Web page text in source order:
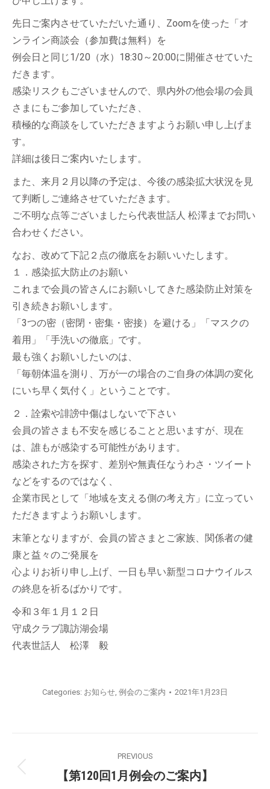
先日ご案内させていただいた通り、Zoomを使った「オ
ンライン商談会（参加費は無料）を
例会日と同じ1/20（水）18:30～20:00に開催させていた
だきます。
感染リスクもございませんので、県内外の他会場の会員
さまにもご参加していただき、
積極的な商談をしていただきますようお願い申し上げま
す。
詳細は後日ご案内いたします。
また、来月２月以降の予定は、今後の感染拡大状況を見
て判断しご連絡させていただきます。
ご不明な点等ございましたら代表世話人 松澤までお問い
合わせください。
なお、改めて下記２点の徹底をお願いいたします。
１．感染拡大防止のお願い
これまで会員の皆さんにお願いしてきた感染防止対策を
引き続きお願いします。
「3つの密（密閉・密集・密接）を避ける」「マスクの
着用」「手洗いの徹底」です。
最も強くお願いしたいのは、
「毎朝体温を測り、万が一の場合のご自身の体調の変化
にいち早く気付く」ということです。
２．詮索や誹謗中傷はしないで下さい
会員の皆さまも不安を感じることと思いますが、現在
は、誰もが感染する可能性があります。
感染された方を探す、差別や無責任なうわさ・ツイート
などをするのではなく、
企業市民として「地域を支える側の考え方」に立ってい
ただきますようお願いします。
末筆となりますが、会員の皆さまとご家族、関係者の健
康と益々のご発展を
心よりお祈り申し上げ、一日も早い新型コロナウイルス
の終息を祈るばかりです。
令和３年１月１２日
守成クラブ諏訪湖会場
代表世話人 松澤 毅
Categories: お知らせ, 例会のご案内 2021年1月23日
PREVIOUS
【第120回1月例会のご案内】